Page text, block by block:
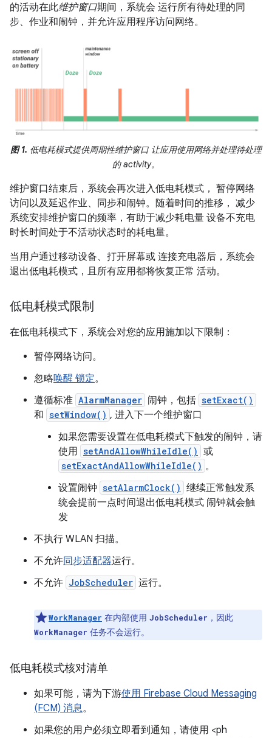
的活动在此维护窗口期间，系统会 运行所有待处理的同
步、作业和闹钟，并允许应用程序访问网络。
图 1. 低电耗模式提供周期性维护窗口 让应用使用网络并处理待处理
的 activity。
维护窗口结束后，系统会再次进入低电耗模式， 暂停网络
访问以及延迟作业、同步和闹钟。随着时间的推移， 减少
系统安排维护窗口的频率，有助于减少耗电量 设备不充电
时长时间处于不活动状态时的耗电量。
当用户通过移动设备、打开屏幕或 连接充电器后，系统会
退出低电耗模式，且所有应用都将恢复正常 活动。
低电耗模式限制
在低电耗模式下，系统会对您的应用施加以下限制：
暂停网络访问。
忽略唤醒 锁定。
遵循标准 AlarmManager 闹钟，包括 setExact()
和 setWindow() , 进入下一个维护窗口
如果您需要设置在低电耗模式下触发的闹钟，请
使用 setAndAllowWhileIdle() 或
setExactAndAllowWhileIdle() 。
设置闹钟 setAlarmClock() 继续正常触发系
统会提前一点时间退出低电耗模式 闹钟就会触
发
不执行 WLAN 扫描。
不允许同步适配器运行。
不允许 JobScheduler 运行。
WorkManager 在内部使用 JobScheduler ，因此
WorkManager 任务不会运行。
低电耗模式核对清单
如果可能，请为下游使用 Firebase Cloud Messaging
(FCM) 消息。
如果您的用户必须立即看到通知，请使用 <ph